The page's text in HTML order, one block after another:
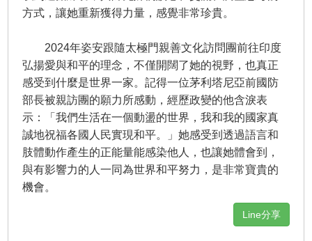
方式，讓她重新獲得力量，感覺非常珍貴。
2024年姿安跟隨太極門親善文化訪問團前往印度
弘揚愛與和平的理念，不僅開闊了她的視野，也真正
感受到什麼是世界一家。記得一位茅利塔尼亞前國防
部長被親訪團的願力所感動，經歷政變的他含淚表
示：「我們生活在一個動盪的世界，我和我的國家真
誠地祝福各國人民實現和平。」她感受到透過語言和
肢體動作產生的正能量能感染他人，也讓她體會到，
與有影響力的人一同為世界和平努力，是非常寶貴的
機會。
Line分享